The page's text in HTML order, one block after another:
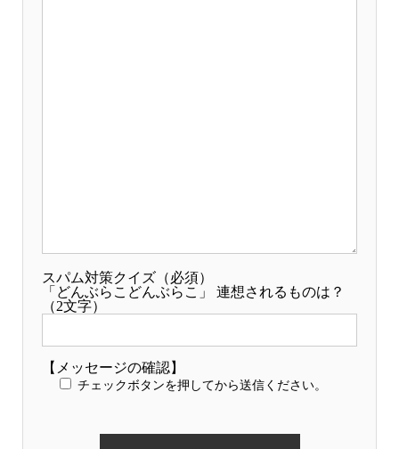
スパム対策クイズ（必須）
「どんぶらこどんぶらこ」 連想されるものは？
（2文字）
【メッセージの確認】
チェックボタンを押してから送信ください。